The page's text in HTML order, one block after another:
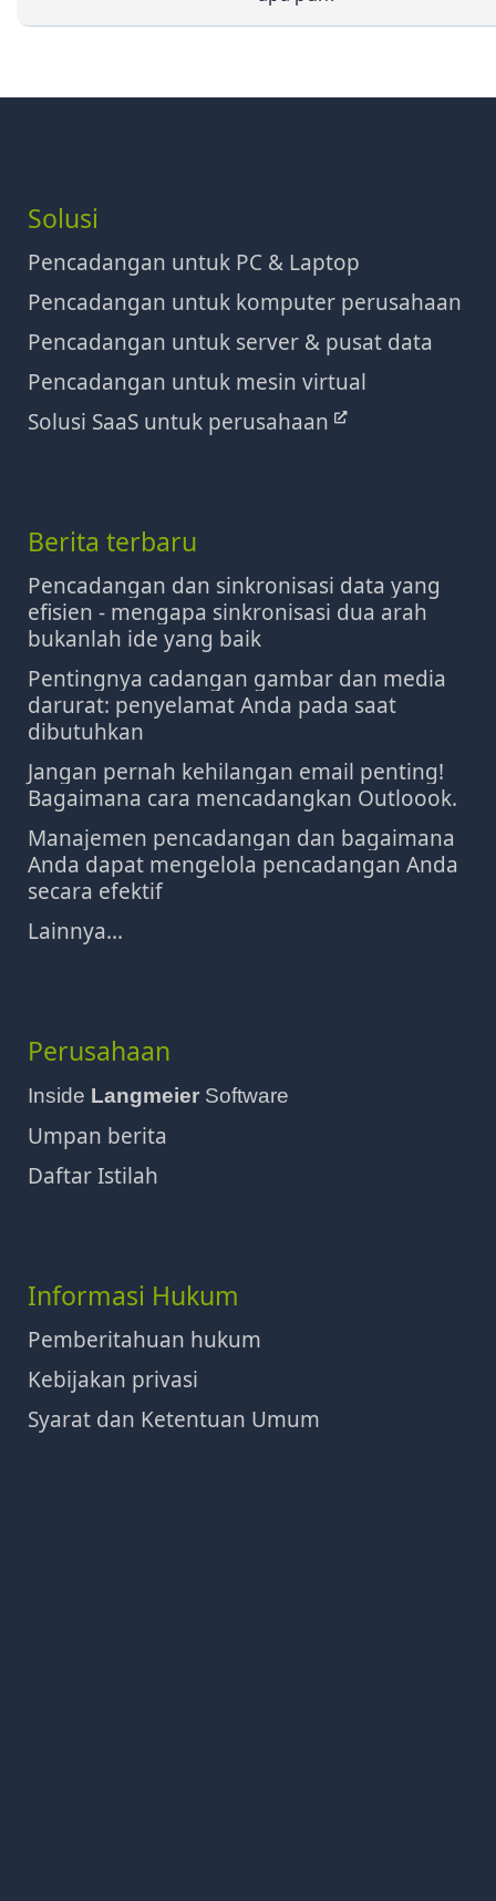
Solusi
Pencadangan untuk PC & Laptop
Pencadangan untuk komputer perusahaan
Pencadangan untuk server & pusat data
Pencadangan untuk mesin virtual
Solusi SaaS untuk perusahaan
Berita terbaru
Pencadangan dan sinkronisasi data yang
efisien - mengapa sinkronisasi dua arah
bukanlah ide yang baik
Pentingnya cadangan gambar dan media
darurat: penyelamat Anda pada saat
dibutuhkan
Jangan pernah kehilangan email penting!
Bagaimana cara mencadangkan Outloook.
Manajemen pencadangan dan bagaimana
Anda dapat mengelola pencadangan Anda
secara efektif
Lainnya...
Perusahaan
Inside Langmeier Software
Umpan berita
Daftar Istilah
Informasi Hukum
Pemberitahuan hukum
Kebijakan privasi
Syarat dan Ketentuan Umum